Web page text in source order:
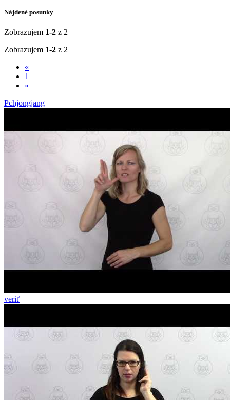
Nájdené posunky
Zobrazujem 1-2 z 2
Zobrazujem 1-2 z 2
«
1
»
Pchjongjang
veriť